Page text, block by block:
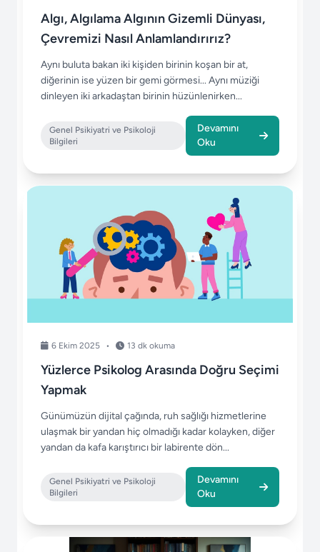
Algı, Algılama Algının Gizemli Dünyası,
Çevremizi Nasıl Anlamlandırırız?
Aynı buluta bakan iki kişiden birinin koşan bir at,
diğerinin ise yüzen bir gemi görmesi... Aynı müziği
dinleyen iki arkadaştan birinin hüzünlenirken...
Genel Psikiyatri ve Psikoloji
Bilgileri
Devamını
Oku
6 Ekim 2025 • 13 dk okuma
Yüzlerce Psikolog Arasında Doğru Seçimi
Yapmak
Günümüzün dijital çağında, ruh sağlığı hizmetlerine
ulaşmak bir yandan hiç olmadığı kadar kolayken, diğer
yandan da kafa karıştırıcı bir labirente dön...
Genel Psikiyatri ve Psikoloji
Bilgileri
Devamını
Oku